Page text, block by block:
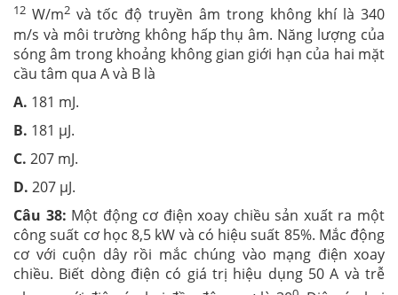
12 W/m2và tốc độ truyền âm trong không khí là 340
m/s và môi trường không hấp thụ âm. Năng lượng của
sóng âm trong khoảng không gian giới hạn của hai mặt
cầu tâm qua A và B là
A. 181 mJ.
B. 181 µJ.
C. 207 mJ.
D. 207 µJ.
Câu 38: Một động cơ điện xoay chiều sản xuất ra một
công suất cơ học 8,5 kW và có hiệu suất 85%. Mắc động
cơ với cuộn dây rồi mắc chúng vào mạng điện xoay
chiều. Biết dòng điện có giá trị hiệu dụng 50 A và trễ